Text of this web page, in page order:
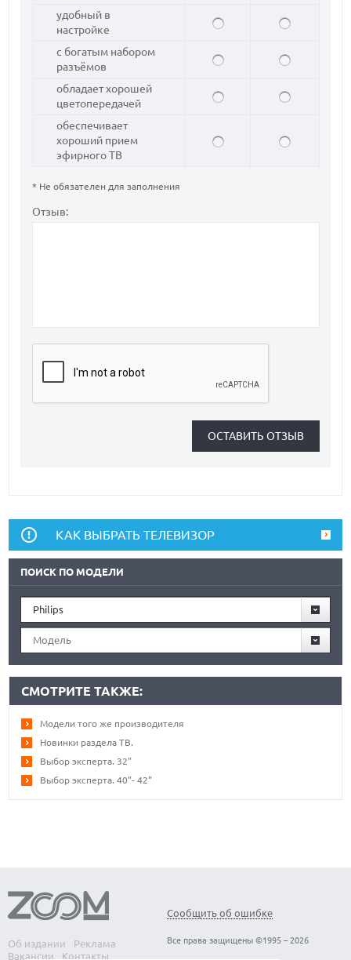
удобный в
настройке
с богатым набором
разъёмов
обладает хорошей
цветопередачей
обеспечивает
хороший прием
эфирного ТВ
* Не обязателен для заполнения
Отзыв:
КАК ВЫБРАТЬ ТЕЛЕВИЗОР
ПОИСК ПО МОДЕЛИ
Philips
Модель
СМОТРИТЕ ТАКЖЕ:
Модели того же производителя
Новинки раздела ТВ.
Выбор эксперта. 32"
Выбор эксперта. 40"- 42"
Об издании
Реклама
Вакансии
Контакты
Сообщить об ошибке
Все права защищены ©1995 – 2026